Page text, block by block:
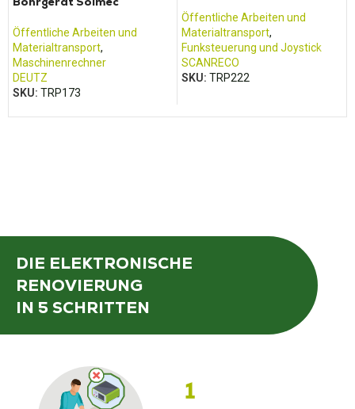
Öffentliche Arbeiten und
Materialtransport,
Maschinenrechner
DEUTZ
SKU: TRP173
Öffentliche Arbeiten und
Materialtransport,
Funksteuerung und Joystick
SCANRECO
SKU: TRP222
DIE ELEKTRONISCHE
RENOVIERUNG
IN 5 SCHRITTEN